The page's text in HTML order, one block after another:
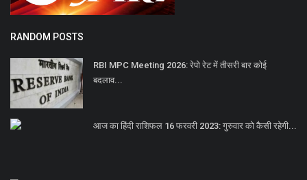
RANDOM POSTS
RBI MPC Meeting 2026: रेपो रेट में तीसरी बार कोई
बदलाव...
आज का हिंदी राशिफल 16 फरवरी 2023: गुरुवार को कैसी रहेगी...